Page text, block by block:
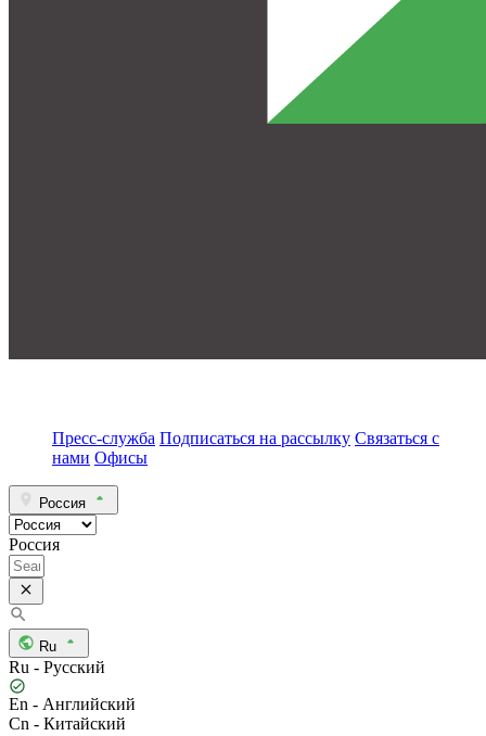
Пресс-служба Подписаться на рассылку Связаться с
нами Офисы
Россия
Россия
Ru
Ru - Русский
En - Английский
Cn - Китайский